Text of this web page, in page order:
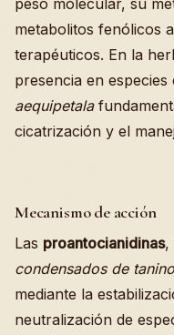
peso molecular, su
metabolitos fenólicos
terapéuticos. En la
presencia en especies
aequipetala
cicatrización y el
Mecanismo de acción
Las proantocianidinas,
condensados de
mediante la
neutralización de